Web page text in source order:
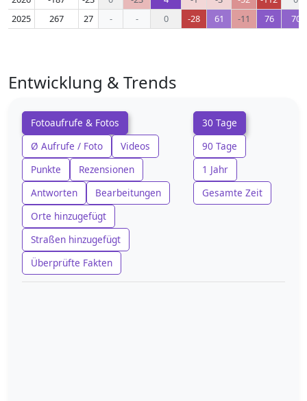
2025
267 27 - - 0 -28 61 -11 76 70
Entwicklung & Trends
Fotoaufrufe & Fotos
Ø Aufrufe / Foto
Videos
Punkte
Rezensionen
Antworten
Bearbeitungen
Orte hinzugefügt
Straßen hinzugefügt
Überprüfte Fakten
30 Tage
90 Tage
1 Jahr
Gesamte Zeit